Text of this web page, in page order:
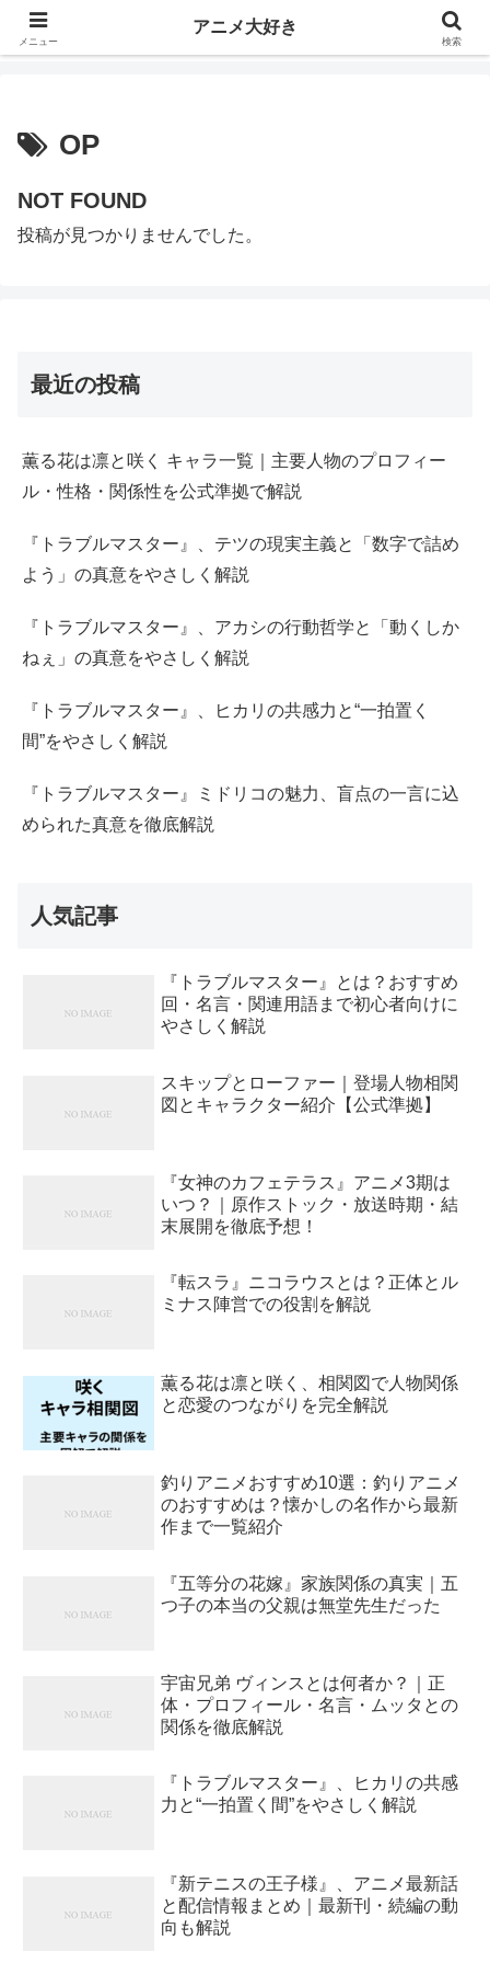
アニメ好きの人は、日本だけでなく世界中にいます。日本のアニメが全世界へ
OP
NOT FOUND
投稿が見つかりませんでした。
最近の投稿
薫る花は凛と咲く キャラ一覧｜主要人物のプロフィー
ル・性格・関係性を公式準拠で解説
『トラブルマスター』、テツの現実主義と「数字で詰め
よう」の真意をやさしく解説
『トラブルマスター』、アカシの行動哲学と「動くしか
ねぇ」の真意をやさしく解説
『トラブルマスター』、ヒカリの共感力と“一拍置く
間”をやさしく解説
『トラブルマスター』ミドリコの魅力、盲点の一言に込
められた真意を徹底解説
人気記事
『トラブルマスター』とは？おすすめ
回・名言・関連用語まで初心者向けに
やさしく解説
スキップとローファー｜登場人物相関
図とキャラクター紹介【公式準拠】
『女神のカフェテラス』アニメ3期は
いつ？｜原作ストック・放送時期・結
末展開を徹底予想！
『転スラ』ニコラウスとは？正体とル
ミナス陣営での役割を解説
薫る花は凛と咲く、相関図で人物関係
と恋愛のつながりを完全解説
釣りアニメおすすめ10選：釣りアニメ
のおすすめは？懐かしの名作から最新
作まで一覧紹介
『五等分の花嫁』家族関係の真実｜五
つ子の本当の父親は無堂先生だった
宇宙兄弟 ヴィンスとは何者か？｜正
体・プロフィール・名言・ムッタとの
関係を徹底解説
『トラブルマスター』、ヒカリの共感
力と“一拍置く間”をやさしく解説
『新テニスの王子様』、アニメ最新話
と配信情報まとめ｜最新刊・続編の動
向も解説
メニュー
アニメ大好き
検索